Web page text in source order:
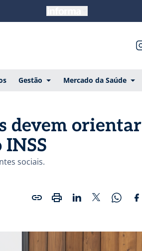
Gestão Mercado da Saúde
devem orientar
sociais.